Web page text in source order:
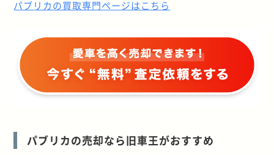
パブリカの買取専門ページはこちら
パブリカの売却なら旧車王がおすすめ